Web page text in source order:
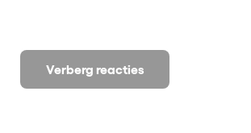
Verberg reacties